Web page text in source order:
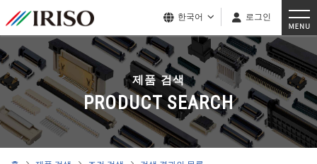
한국어 로그인
제품 검색
PRODUCT SEARCH